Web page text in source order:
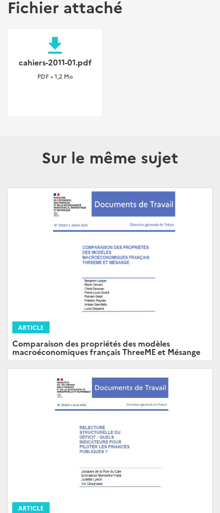
Fichier attaché
file_download
cahiers-2011-01.pdf
PDF • 1,2 Mo
Sur le même sujet
ARTICLE
Comparaison des propriétés des modèles
macroéconomiques français ThreeME et Mésange
ARTICLE